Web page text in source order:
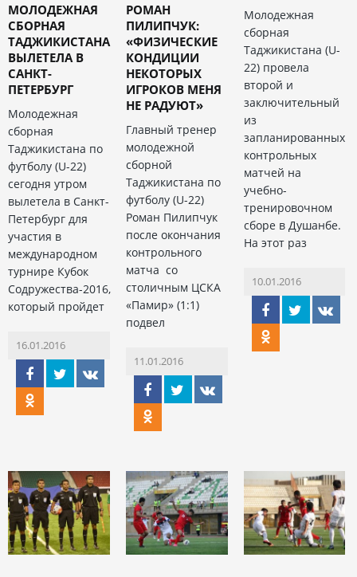
МОЛОДЕЖНАЯ
СБОРНАЯ
ТАДЖИКИСТАНА
ВЫЛЕТЕЛА В
САНКТ-
ПЕТЕРБУРГ
Молодежная
сборная
Таджикистана по
футболу (U-22)
сегодня утром
вылетела в Санкт-
Петербург для
участия в
международном
турнире Кубок
Содружества-2016,
который пройдет
16.01.2016
РОМАН
ПИЛИПЧУК:
«ФИЗИЧЕСКИЕ
КОНДИЦИИ
НЕКОТОРЫХ
ИГРОКОВ МЕНЯ
НЕ РАДУЮТ»
Главный тренер
молодежной
сборной
Таджикистана по
футболу (U-22)
Роман Пилипчук
после окончания
контрольного
матча со
столичным ЦСКА
«Памир» (1:1)
подвел
11.01.2016
Молодежная
сборная
Таджикистана (U-
22) провела
второй и
заключительный
из
запланированных
контрольных
матчей на
учебно-
тренировочном
сборе в Душанбе.
На этот раз
10.01.2016